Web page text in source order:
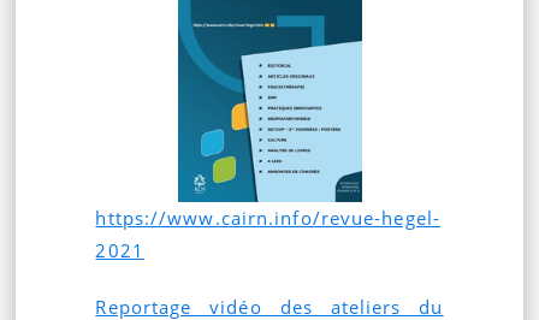
https://www.cairn.info/revue-hegel-
2021
Reportage vidéo des ateliers du